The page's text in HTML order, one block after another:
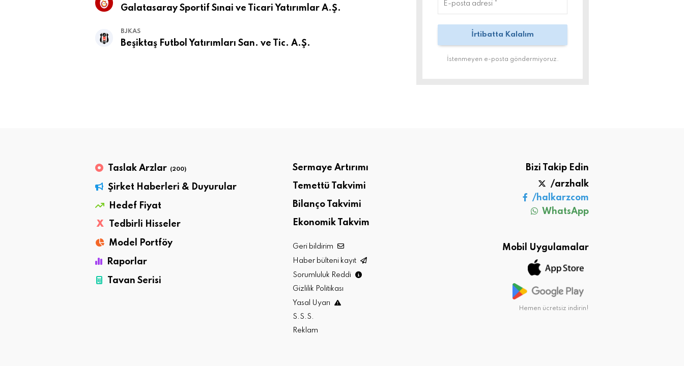
Galatasaray Sportif Sınai ve Ticari Yatırımlar A.Ş.
BJKAS
Beşiktaş Futbol Yatırımları San. ve Tic. A.Ş.
İstenmeyen e-posta göndermiyoruz.
Taslak Arzlar (200)
Şirket Haberleri & Duyurular
Hedef Fiyat
X
Tedbirli Hisseler
Model Portföy
Raporlar
Tavan Serisi
Sermaye Artırımı
Temettü Takvimi
Bilanço Takvimi
Ekonomik Takvim
Geri bildirim
Haber bülteni kayıt
Sorumluluk Reddi
Gizlilik Politikası
Yasal Uyarı
S.S.S.
Reklam
Bizi Takip Edin
/arzhalk
/halkarzcom
WhatsApp
Mobil Uygulamalar
Hemen ücretsiz indirin!